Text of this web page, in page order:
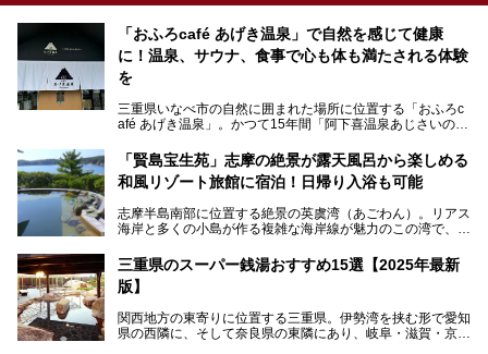
「おふろcafé あげき温泉」で自然を感じて健康
に！温泉、サウナ、食事で心も体も満たされる体験
を
三重県いなべ市の自然に囲まれた場所に位置する「おふろc
afé あげき温泉」。かつて15年間「阿下喜温泉あじさいの
泊が楽しめる施設として2024年4月に新しく生まれ変わりま
した！
ていた施設……。今回は、地元の方から観光客まで楽しめる
「おふろcafé あげき温泉」をじっくりご紹介していきま
「賢島宝生苑」志摩の絶景が露天風呂から楽しめる
和風リゾート旅館に宿泊！日帰り入浴も可能
志摩半島南部に位置する絶景の英虞湾（あごわん）。リアス
海岸と多くの小島が作る複雑な海岸線が魅力のこの湾で、最
らも英虞湾が一望できる人気の旅館「賢島宝生苑（かしこじ
まほうじょうえん）」をご紹介します。日帰り入浴もできま
すよ！
───
提供元：賢島宝生苑【PR】
三重県のスーパー銭湯おすすめ15選【2025年最新
版】
関西地方の東寄りに位置する三重県。伊勢湾を挟む形で愛知
県の西隣に、そして奈良県の東隣にあり、岐阜・滋賀・京